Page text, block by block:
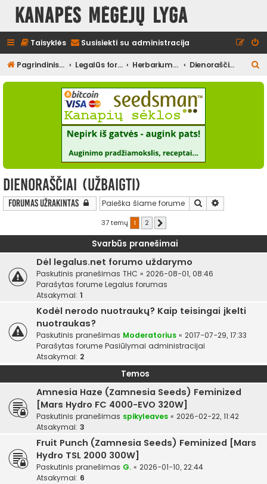
Kanapės mėgėjų lyga
Taisyklės Susisiekti su administracija
Pagrindinis diskusijų puslapis Legalūs forumai Herbariumas Dienoraščiai (užbaigti)
e
Dienoraščiai (užbaigti)
Forumas užrakintas Ieškoti
37 temų 1 2
Svarbūs pranešimai
Dėl legalus.net forumo uždarymo
Paskutinis pranešimas THC « 2026-08-01, 08:46
Parašytas forume Legalus forumas
Atsakymai: 1
Kodėl nerodo nuotraukų? Kaip teisingai įkelti
nuotraukas?
Paskutinis pranešimas Moderatorius « 2017-07-29, 17:33
Parašytas forume Pasiūlymai administracijai
Atsakymai: 2
Temos
Amnesia Haze (Zamnesia Seeds) Feminized
[Mars Hydro FC 4000-EVO 320W]
Paskutinis pranešimas spikyleaves « 2026-02-22, 11:42
Atsakymai: 3
Fruit Punch (Zamnesia Seeds) Feminized [Mars
Hydro TSL 2000 300W]
Paskutinis pranešimas G. « 2026-01-10, 22:44
Atsakymai: 6